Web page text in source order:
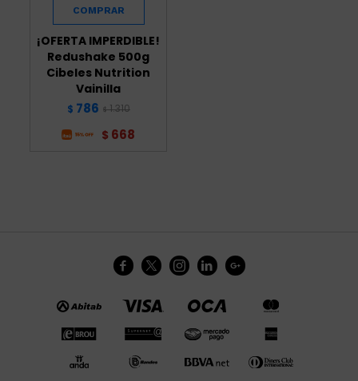
¡OFERTA IMPERDIBLE!
Redushake 500g
Cibeles Nutrition
Vainilla
$ 786 $ 1.310
$ 668
    